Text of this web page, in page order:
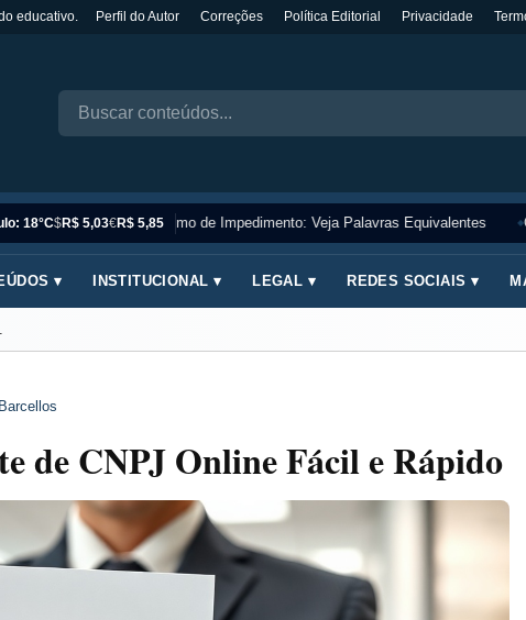
educativo. Perfil do Autor Correções Política Editorial Privacidade
18°C$R$ 5,03€R$ 5,85
Sinônimo de Impedimento: Veja Palavras Equivalentes
▾ INSTITUCIONAL ▾ LEGAL ▾ REDES SOCIAIS ▾
de CNPJ Online Fácil e Rápido